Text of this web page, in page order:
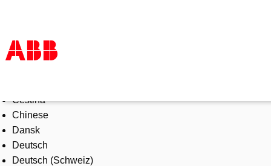
Products & Solutions
Industries
Services
About us
Where to buy
Čeština
Chinese
Dansk
Deutsch
Deutsch (Schweiz)